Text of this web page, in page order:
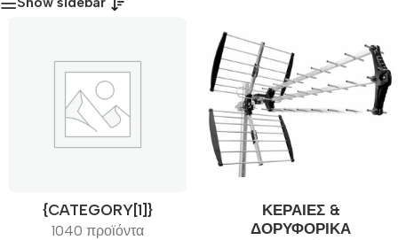
{CATEGORY[1]}
1040 προϊόντα
ΚΕΡΑΊΕΣ &
ΔΟΡΥΦΟΡΙΚΆ